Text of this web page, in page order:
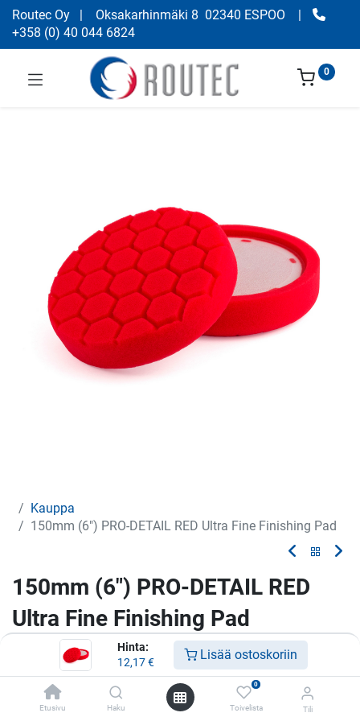
Hinta:
12,17€ Lisää ostoskoriin
Etusivu Haku
0
Toivelista Tili
Routec Oy | Oksakarhinmäki 8 02340 ESPOO
|
+358 (0) 40 044 6824
0
Kauppa
150mm (6") PRO-DETAIL RED Ultra Fine Finishing Pad
150mm (6") PRO-DETAIL RED
Ultra Fine Finishing Pad
Vaahtomuovilaikka
12,17€